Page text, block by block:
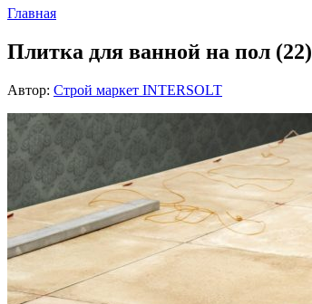
Главная
Плитка для ванной на пол (22)
Автор: Строй маркет INTERSOLT